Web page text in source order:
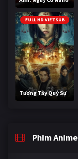
FULL HD VIETSUB
Tương Tây Quỷ Sự
Phim Anime